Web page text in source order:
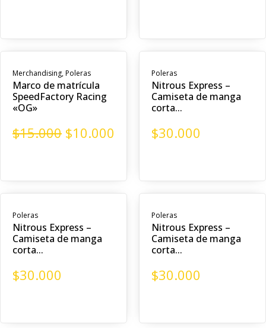
Merchandising,Poleras
Marco de matrícula
SpeedFactory Racing
«OG»
$15.000 $10.000
Poleras
Nitrous Express –
Camiseta de manga
corta...
$30.000
Poleras
Nitrous Express –
Camiseta de manga
corta...
$30.000
Poleras
Nitrous Express –
Camiseta de manga
corta...
$30.000